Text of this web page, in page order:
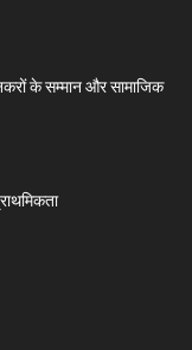
के सम्मान और सामाजिक